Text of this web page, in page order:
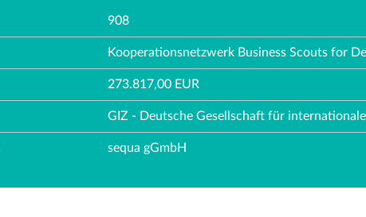
908
Kooperationsnetzwerk Business Scouts for
273.817,00 EUR
GIZ - Deutsche Gesellschaft für
sequa gGmbH